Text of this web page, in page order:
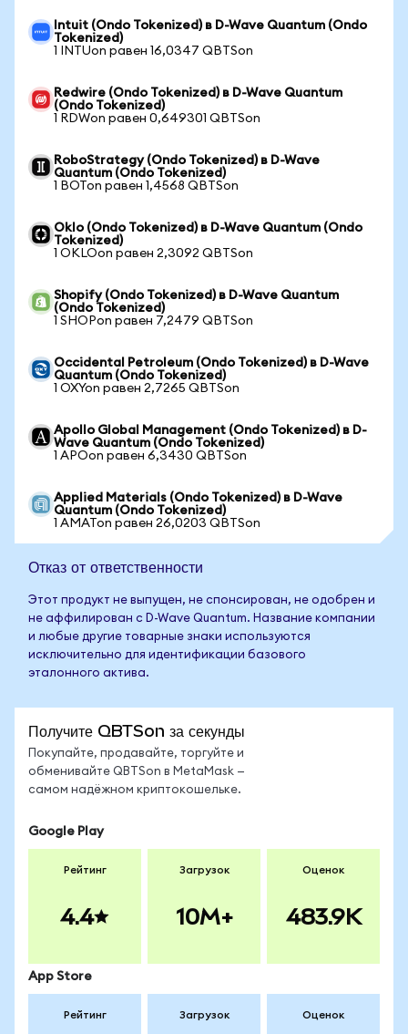
Intuit (Ondo Tokenized) в D-Wave Quantum (Ondo
Tokenized)
1 INTUon равен 16,0347 QBTSon
Redwire (Ondo Tokenized) в D-Wave Quantum
(Ondo Tokenized)
1 RDWon равен 0,649301 QBTSon
RoboStrategy (Ondo Tokenized) в D-Wave
Quantum (Ondo Tokenized)
1 BOTon равен 1,4568 QBTSon
Oklo (Ondo Tokenized) в D-Wave Quantum (Ondo
Tokenized)
1 OKLOon равен 2,3092 QBTSon
Shopify (Ondo Tokenized) в D-Wave Quantum
(Ondo Tokenized)
1 SHOPon равен 7,2479 QBTSon
Occidental Petroleum (Ondo Tokenized) в D-Wave
Quantum (Ondo Tokenized)
1 OXYon равен 2,7265 QBTSon
Apollo Global Management (Ondo Tokenized) в D-
Wave Quantum (Ondo Tokenized)
1 APOon равен 6,3430 QBTSon
Applied Materials (Ondo Tokenized) в D-Wave
Quantum (Ondo Tokenized)
1 AMATon равен 26,0203 QBTSon
Отказ от ответственности
Этот продукт не выпущен, не спонсирован, не одобрен и
не аффилирован с D-Wave Quantum. Название компании
и любые другие товарные знаки используются
исключительно для идентификации базового
эталонного актива.
Получите QBTSon за секунды
Покупайте, продавайте, торгуйте и
обменивайте QBTSon в MetaMask —
самом надёжном криптокошельке.
Google Play
Рейтинг
4.4
Загрузок
10M+
Оценок
483.9K
App Store
Рейтинг Загрузок Оценок